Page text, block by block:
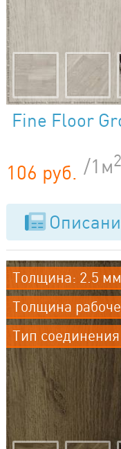
Fine Floor
106 руб. /1м2
Толщина: 2.5 мм
Толщина
Тип